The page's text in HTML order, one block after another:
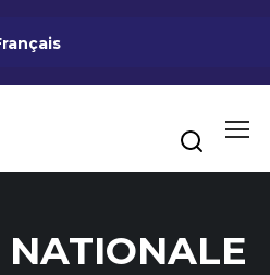
NATIONALE